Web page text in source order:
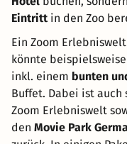
Eintrittin den Zoo
Ein Zoom
könnte
inkl. einem bunten
Buffet. Dabei ist
Zoom Erlebniswelt
den Movie Park